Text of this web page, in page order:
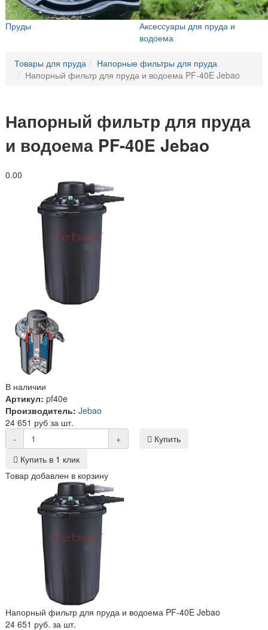
Пруды
Аксессуары для пруда и
водоема
Товары для пруда
Напорные фильтры для пруда
Напорный фильтр для пруда и водоема PF-40E Jebao
Напорный фильтр для пруда
и водоема PF-40E Jebao
0.00
В наличии
Артикул: pf40e
Производитель: Jebao
24 651 руб за шт.
-
+
Купить
Купить в 1 клик
Товар добавлен в корзину
Напорный фильтр для пруда и водоема PF-40E Jebao
24 651 руб. за шт.